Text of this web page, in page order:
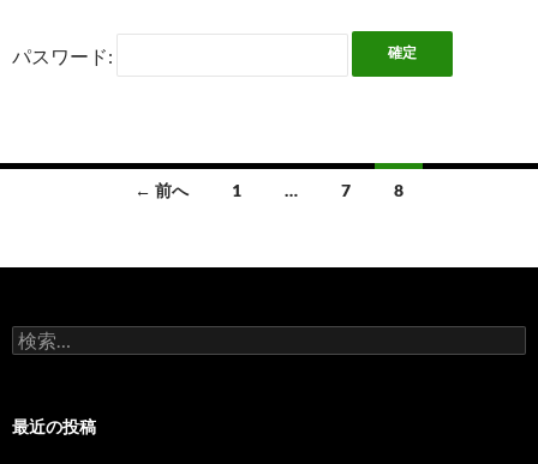
パスワード:
稿
ナ
ビ
ー
← 前へ 1 … 7 8
検
索
最近の投稿